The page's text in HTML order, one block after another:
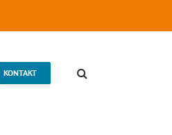
KONTAKT